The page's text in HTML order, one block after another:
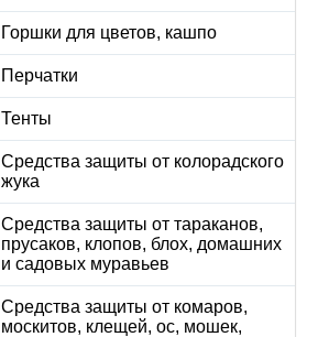
Горшки для цветов, кашпо
Перчатки
Тенты
Средства защиты от колорадского
жука
Средства защиты от тараканов,
прусаков, клопов, блох, домашних
и садовых муравьев
Средства защиты от комаров,
москитов, клещей, ос, мошек,